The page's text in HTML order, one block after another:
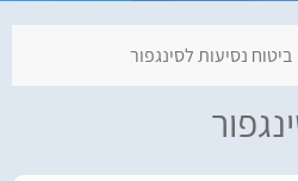
ביטוח נסיעות לסינגפור